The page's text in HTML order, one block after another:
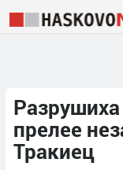
прелее
Тракиец